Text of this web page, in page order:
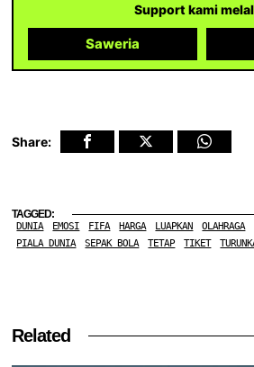
Support kami
Saweria
Share:
TAGGED:
DUNIA EMOSI FIFA HARGA LUAPKAN OLAHRAGA
PIALA DUNIA
SEPAK BOLA TETAP TIKET
Related